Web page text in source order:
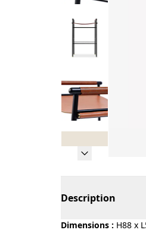
Description
Dimensions : H88 x